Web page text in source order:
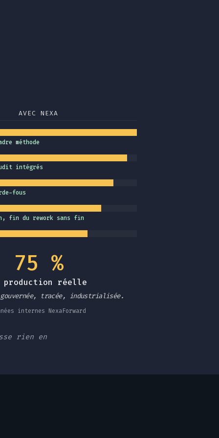
AVEC NEXA
méthode
intégrés
fous
fin du rework sans fin
75 %
production réelle
gouvernée, tracée, industrialisée.
internes NexaForward
rien en